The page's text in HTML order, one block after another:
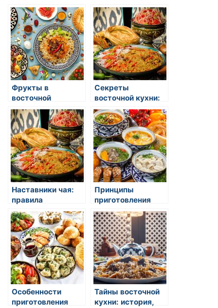
Волшебство
орехов и семян в
восточной кухне
открытие вкусов и
традиций
Фрукты в
восточной
гастрономии: вкус
и полезность
Секреты
восточной кухни:
искусство
гастрономии и
кулинарные
традиции
Наставники чая:
правила
приготовления и
церемония
чаепития
Принципы
приготовления
рыбных блюд
восточной кухни
Особенности
приготовления
Тайны восточной
кухни: история,